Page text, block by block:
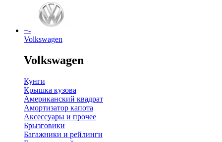
+-
Volkswagen
Volkswagen
Кунги
Крышка кузова
Американский квадрат
Амортизатор капота
Аксессуары и прочее
Брызговики
Багажники и рейлинги